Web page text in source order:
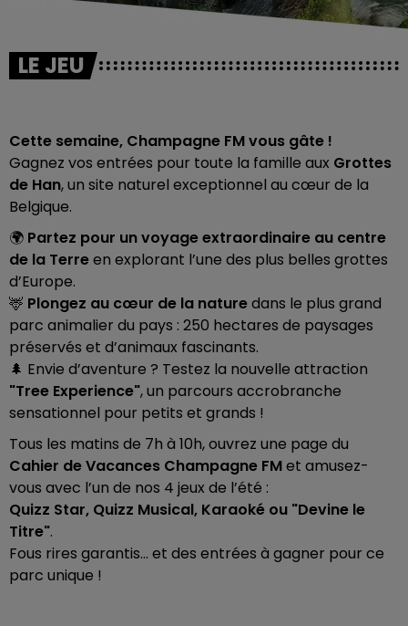
LE JEU
Cette semaine, Champagne FM vous gâte !
Gagnez vos entrées pour toute la famille aux Grottes
de Han, un site naturel exceptionnel au cœur de la
Belgique.
🌍 Partez pour un voyage extraordinaire au centre
de la Terreen explorant l’une des plus belles grottes
d’Europe.
🦌 Plongez au cœur de la naturedans le plus grand
parc animalier du pays : 250 hectares de paysages
préservés et d’animaux fascinants.
🌲 Envie d’aventure ? Testez la nouvelle attraction
"Tree Experience", un parcours accrobranche
sensationnel pour petits et grands !
Tous les matins de 7h à 10h, ouvrez une page du
Cahier de Vacances Champagne FMet amusez-
vous avec l’un de nos 4 jeux de l’été :
Quizz Star, Quizz Musical, Karaoké ou "Devine le
Titre".
Fous rires garantis… et des entrées à gagner pour ce
parc unique !